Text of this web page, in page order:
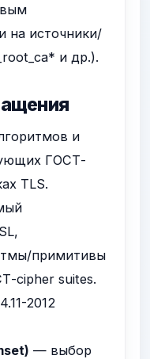
на источники/
и др.).
и
ГОСТ-
TLS.
примитивы
cipher suites.
2012
— выбор